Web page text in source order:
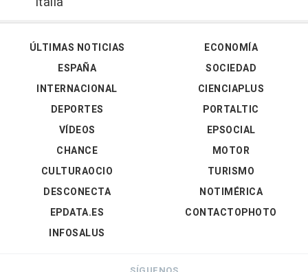
ÚLTIMAS NOTICIAS
ESPAÑA
INTERNACIONAL
DEPORTES
VÍDEOS
ECONOMÍA
SOCIEDAD
CIENCIAPLUS
PORTALTIC
EPSOCIAL
CHANCE
CULTURAOCIO
DESCONECTA
EPDATA.ES
INFOSALUS
MOTOR
TURISMO
NOTIMÉRICA
CONTACTOPHOTO